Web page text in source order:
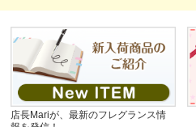
店長Mariが、最新のフレグランス情